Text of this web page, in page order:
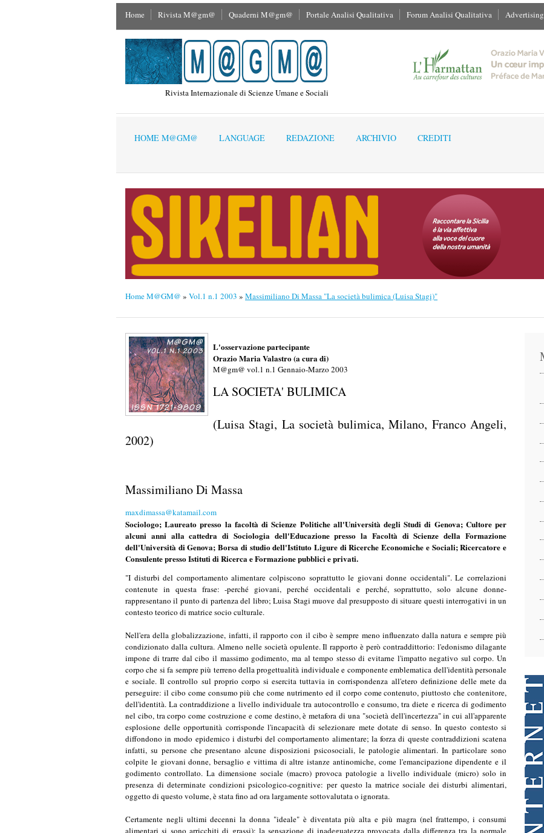
Home Rivista M@gm@ Quaderni M@gm@ Portale Analisi Qualitativa Forum Analisi Qualitativa Advertising
Rivista Internazionale di Scienze Umane e Sociali
HOME M@GM@ LANGUAGE REDAZIONE ARCHIVIO CREDITI
Home M@GM@ »Massimiliano Di Massa "La società bulimica (Luisa Stagi)"
L'osservazione partecipante
Orazio Maria Valastro (a cura di)
M@gm@ vol.1 n.1 Gennaio-Marzo 2003
LA SOCIETA' BULIMICA
2002)
Massimiliano Di Massa
maxdimassa@katamail.com
Sociologo; Laureato presso la facoltà di Scienze Politiche all'Università degli Studi di Genova; Cultore per
alcuni anni alla cattedra di Sociologia dell'Educazione presso la Facoltà di Scienze della Formazione
"I disturbi del comportamento alimentare colpiscono soprattutto le giovani donne occidentali". Le correlazioni
rappresentano il punto di partenza del libro; Luisa Stagi muove dal presupposto di situare questi interrogativi in un
contesto teorico di matrice socio culturale.
Nell'era della globalizzazione, infatti, il rapporto con il cibo è sempre meno influenzato dalla natura e sempre più
condizionato dalla cultura. Almeno nelle società opulente. Il rapporto è però contraddittorio: l'edonismo dilagante
impone di trarre dal cibo il massimo godimento, ma al tempo stesso di evitarne l'impatto negativo sul corpo. Un
corpo che si fa sempre più terreno della progettualità individuale e componente emblematica dell'identità personale
e sociale. Il controllo sul proprio corpo si esercita tuttavia in corrispondenza all'etero definizione delle mete da
perseguire: il cibo come consumo più che come nutrimento ed il corpo come contenuto, piuttosto che contenitore,
dell'identità. La contraddizione a livello individuale tra autocontrollo e consumo, tra diete e ricerca di godimento
esplosione delle opportunità corrisponde l'incapacità di selezionare mete dotate di senso. In questo contesto si
diffondono in modo epidemico i disturbi del comportamento alimentare; la forza di queste contraddizioni scatena
infatti, su persone che presentano alcune disposizioni psicosociali, le patologie alimentari. In particolare sono
colpite le giovani donne, bersaglio e vittima di altre istanze antinomiche, come l'emancipazione dipendente e il
godimento controllato. La dimensione sociale (macro) provoca patologie a livello individuale (micro) solo in
presenza di determinate condizioni psicologico-cognitive: per questo la matrice sociale dei disturbi alimentari,
oggetto di questo volume, è stata fino ad ora largamente sottovalutata o ignorata.
Certamente negli ultimi decenni la donna "ideale" è diventata più alta e più magra (nel frattempo, i consumi
alimentari si sono arricchiti di grassi); la sensazione di inadeguatezza provocata dalla differenza tra la normale
morfologia dei corpi e i modelli proposti dai media, alimentata dalla pubblicità e dai mass media, ha prodotto una
serie di effetti perversi. Ricerche su larga scala hanno dimostrato la diffusione di questa ossessione per la magrezza e
i suoi eccessi; ciò può far pensare ad una espansione epidemica dei disturbi alimentari in stretta correlazione con la
società. Ma queste considerazioni non rispondono alla domanda sul perché soprattutto le giovani donne soffrano di
anoressia e bulimia.
Per questo Stagi partendo dall'analisi di alcuni dei modelli interpretativi, che teorizzano il ruolo dei fattori